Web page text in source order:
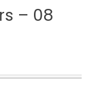
– 08